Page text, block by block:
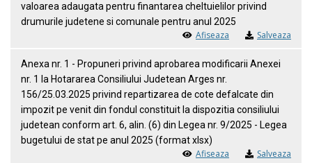
valoarea adaugata pentru finantarea cheltuielilor privind
drumurile judetene si comunale pentru anul 2025
Afiseaza Salveaza
Anexa nr. 1 - Propuneri privind aprobarea modificarii Anexei
nr. 1 la Hotararea Consiliului Judetean Arges nr.
156/25.03.2025 privind repartizarea de cote defalcate din
impozit pe venit din fondul constituit la dispozitia consiliului
judetean conform art. 6, alin. (6) din Legea nr. 9/2025 - Legea
bugetului de stat pe anul 2025 (format xlsx)
Afiseaza Salveaza